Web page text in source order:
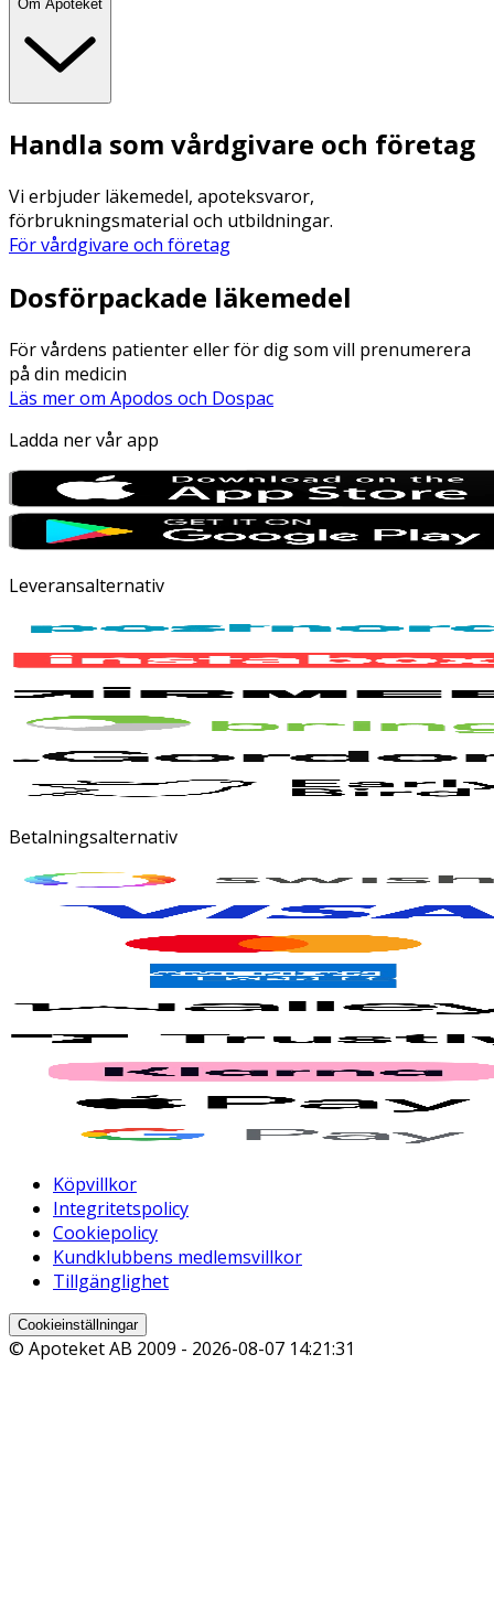
Om Apoteket
Handla som vårdgivare och företag
Vi erbjuder läkemedel, apoteksvaror,
förbrukningsmaterial och utbildningar.
För vårdgivare och företag
Dosförpackade läkemedel
För vårdens patienter eller för dig som vill prenumerera
på din medicin
Läs mer om Apodos och Dospac
Ladda ner vår app
Leveransalternativ
Betalningsalternativ
Köpvillkor
Integritetspolicy
Cookiepolicy
Kundklubbens medlemsvillkor
Tillgänglighet
Cookieinställningar
© Apoteket AB 2009 - 2026-08-07 14:21:31